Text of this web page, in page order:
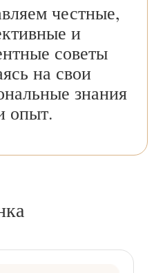
честные,
и
советы
на свои
знания
опыт.